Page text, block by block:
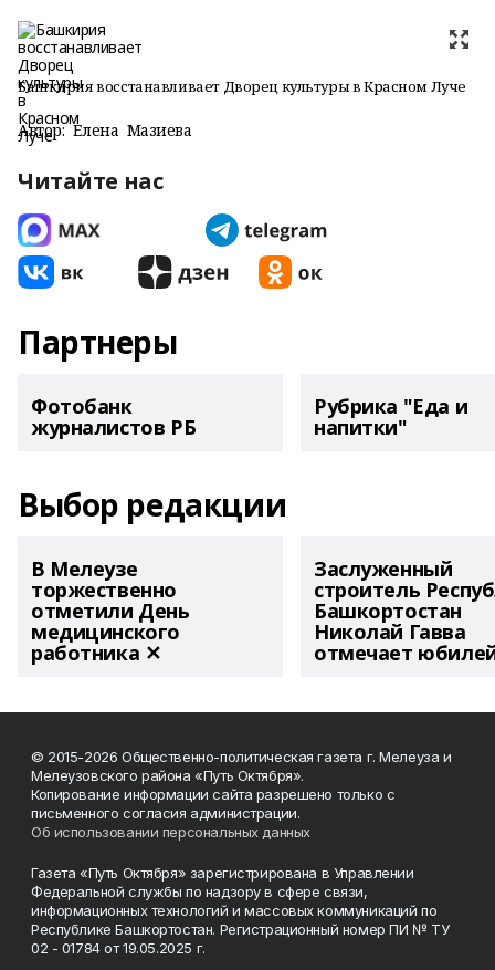
Башкирия восстанавливает Дворец культуры в Красном Луче
Автор: Елена Мазиева
Читайте нас
Партнеры
Фотобанк
журналистов РБ
Рубрика "Еда и
напитки"
Выбор редакции
В Мелеузе
торжественно
отметили День
медицинского
работника ✕
Заслуженный
строитель
Башкортостан
Николай Гавва
отмечает
© 2015-2026 Общественно-политическая газета г. Мелеуза и
Мелеузовского района «Путь Октября».
Копирование информации сайта разрешено только с
письменного согласия администрации.
Об использовании персональных данных
Газета «Путь Октября» зарегистрирована в Управлении
Федеральной службы по надзору в сфере связи,
информационных технологий и массовых коммуникаций по
Республике Башкортостан. Регистрационный номер ПИ № ТУ
02 - 01784 от 19.05.2025 г.